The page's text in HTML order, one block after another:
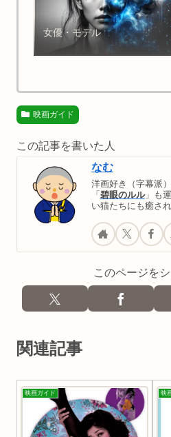
女優・モデル
映画ガイド
この記事を書いた人
なむ
洋画好き（字幕派
「 碧眼のルル」も
い猫たちにも癒さ
このページを
関連記事
映画ガイド 映